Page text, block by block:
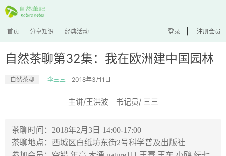
首页 分享知识 经典活动 登录 注册会员
自然茶聊第32集：我在欧洲建中国园林
自然茶聊 李三三 2018年3月1日
主讲/王洪波 书记员/ 三三
茶聊时间：2018年2月3日 14:00-17:00
茶聊地点：西城区白纸坊东街2号科学普及出版社